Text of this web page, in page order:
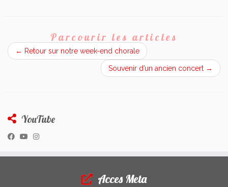
Parcourir les articles
← Retour sur notre week-end chorale
Souvenir d’un ancien concert →
YouTube
Acces Meta